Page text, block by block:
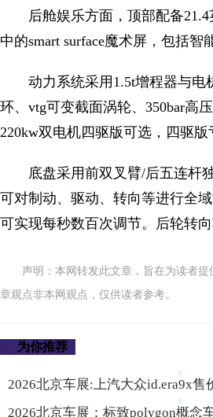
后舱娱乐方面，顶部配备
中的smart surface魔术屏，包括
动力系统采用1.5t增程器与电
环、vtg可变截面涡轮、350bar高
220kw双电机四驱版可选，四驱
底盘采用前双叉臂/后五连杆
可对制动、驱动、转向等进行全
可实现每秒数百次调节。后轮转
声明：本网转发此文章，旨在为读者
章观点非本网观点，仅供读者参考。
为你推荐
2026北京车展:上汽大众id.era9x售
2026北京车展：标致polygon概念